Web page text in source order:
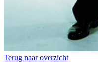
Terug naar overzicht